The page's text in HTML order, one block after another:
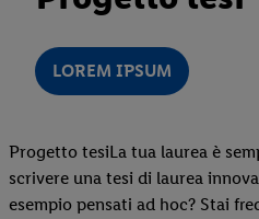
LOREM IPSUM
Progetto tesiLa tua laurea è
scrivere una tesi di laurea
esempio pensati ad hoc? Stai